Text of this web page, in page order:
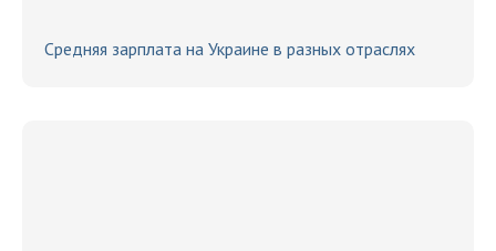
Средняя зарплата на Украине в разных отраслях